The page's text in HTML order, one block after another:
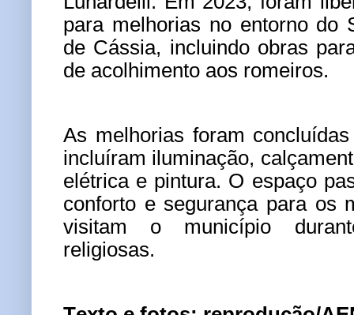
para melhorias no entorno do
de Cássia, incluindo obras
de acolhimento aos romeiros.
As melhorias foram
incluíram iluminação,
elétrica e pintura. O espaço
conforto e segurança para os
visitam o município
religiosas.